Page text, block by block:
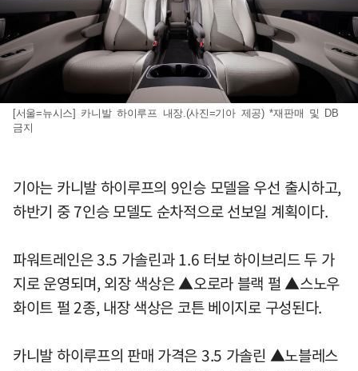
[서울=뉴시스] 카니발 하이루프 내장.(사진=기아 제공) *재판매 및 DB
금지
기아는 카니발 하이루프의 9인승 모델을 우선 출시하고,
하반기 중 7인승 모델도 순차적으로 선보일 계획이다.
파워트레인은 3.5 가솔린과 1.6 터보 하이브리드 두 가
지로 운영되며, 외장 색상은 ▲오로라 블랙 펄 ▲스노우
화이트 펄 2종, 내장 색상은 코튼 베이지로 구성된다.
카니발 하이루프의 판매 가격은 3.5 가솔린 ▲노블레스